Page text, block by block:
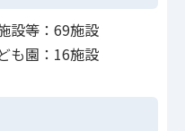
設等：69施設
も園：16施設